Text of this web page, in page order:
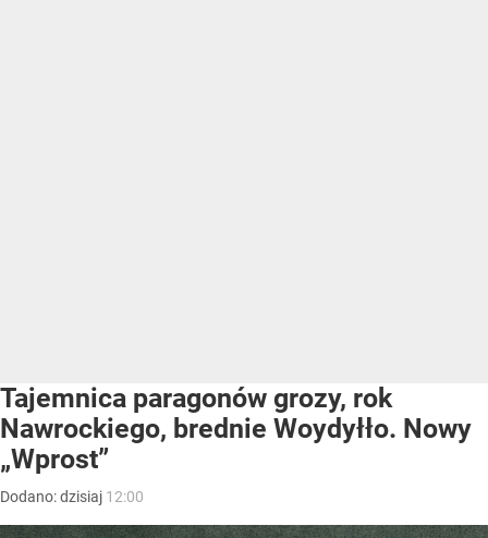
Tajemnica paragonów grozy, rok
Nawrockiego, brednie Woydyłło. Nowy
„Wprost”
Dodano:dzisiaj 12:00